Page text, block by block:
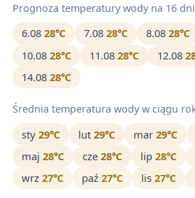
Prognoza temperatury wody na 16
6.08 28℃ 7.08 28℃ 8.08 28℃
10.08 28℃ 11.08 28℃ 12.08
14.08 28℃
Średnia temperatura wody w ciągu
sty 29℃ lut 29℃ mar 29℃
maj 28℃ cze 28℃ lip 28℃
wrz 27℃ paź 27℃ lis 27℃